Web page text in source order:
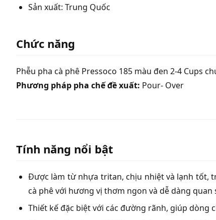
Sản xuất: Trung Quốc
Chức năng
Phễu pha cà phê Pressoco 185 màu đen 2-4 Cups
Phương pháp pha chế đề xuất: Pour- Over
Tính năng nổi bật
Được làm từ nhựa tritan, chịu nhiệt và lạnh tốt,
cà phê với hương vị thơm ngon và dễ dàng
Thiết kế đặc biệt với các đường rãnh, giúp dòng